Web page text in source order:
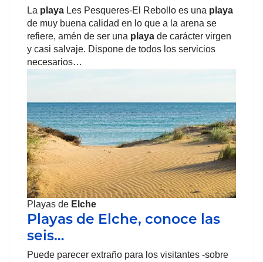
La playa Les Pesqueres-El Rebollo es una playa
de muy buena calidad en lo que a la arena se
refiere, amén de ser una playa de carácter virgen
y casi salvaje. Dispone de todos los servicios
necesarios…
Playas de Elche
Playas de Elche, conoce las
seis…
Puede parecer extraño para los visitantes -sobre